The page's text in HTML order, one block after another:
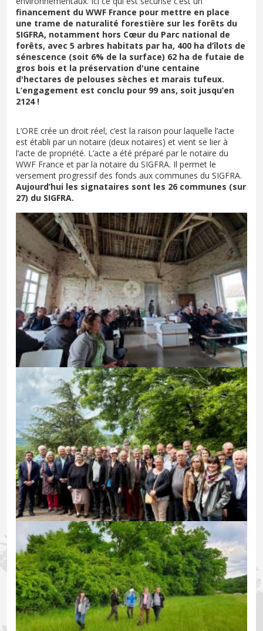
financement du WWF France pour mettre en place
une trame de naturalité forestière sur les forêts du
SIGFRA, notamment hors Cœur du Parc national de
forêts, avec 5 arbres habitats par ha, 400 ha d’îlots de
sénescence (soit 6% de la surface) 62 ha de futaie de
gros bois et la préservation d'une centaine
d'hectares de pelouses sèches et marais tufeux.
L’engagement est conclu pour 99 ans, soit jusqu’en
2124 !
L’ORE crée un droit réel, c’est la raison pour laquelle l’acte
est établi par un notaire (deux notaires) et vient se lier à
l’acte de propriété. L’acte a été préparé par le notaire du
WWF France et par la notaire du SIGFRA. Il permet le
versement progressif des fonds aux communes du SIGFRA.
Aujourd’hui les signataires sont les 26 communes (sur
27) du SIGFRA.